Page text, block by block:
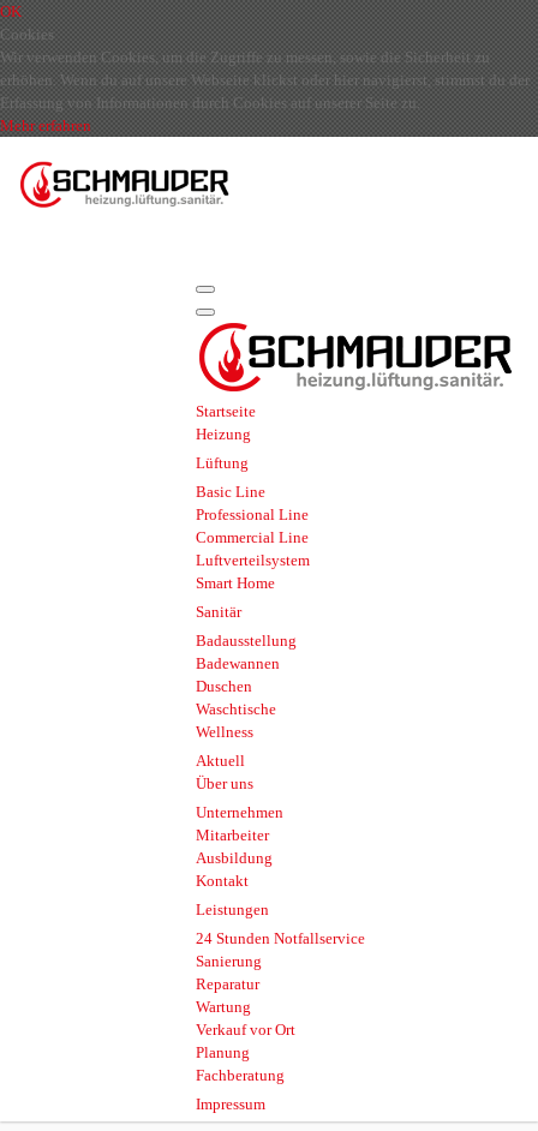
OK
Cookies
Wir verwenden Cookies, um die Zugriffe zu messen, sowie die Sicherheit zu
erhöhen. Wenn du auf unsere Webseite klickst oder hier navigierst, stimmst du der
Erfassung von Informationen durch Cookies auf unserer Seite zu.
Mehr erfahren
Startseite
Heizung
Lüftung
Basic Line
Professional Line
Commercial Line
Luftverteilsystem
Smart Home
Sanitär
Badausstellung
Badewannen
Duschen
Waschtische
Wellness
Aktuell
Über uns
Unternehmen
Mitarbeiter
Ausbildung
Kontakt
Leistungen
24 Stunden Notfallservice
Sanierung
Reparatur
Wartung
Verkauf vor Ort
Planung
Fachberatung
Impressum